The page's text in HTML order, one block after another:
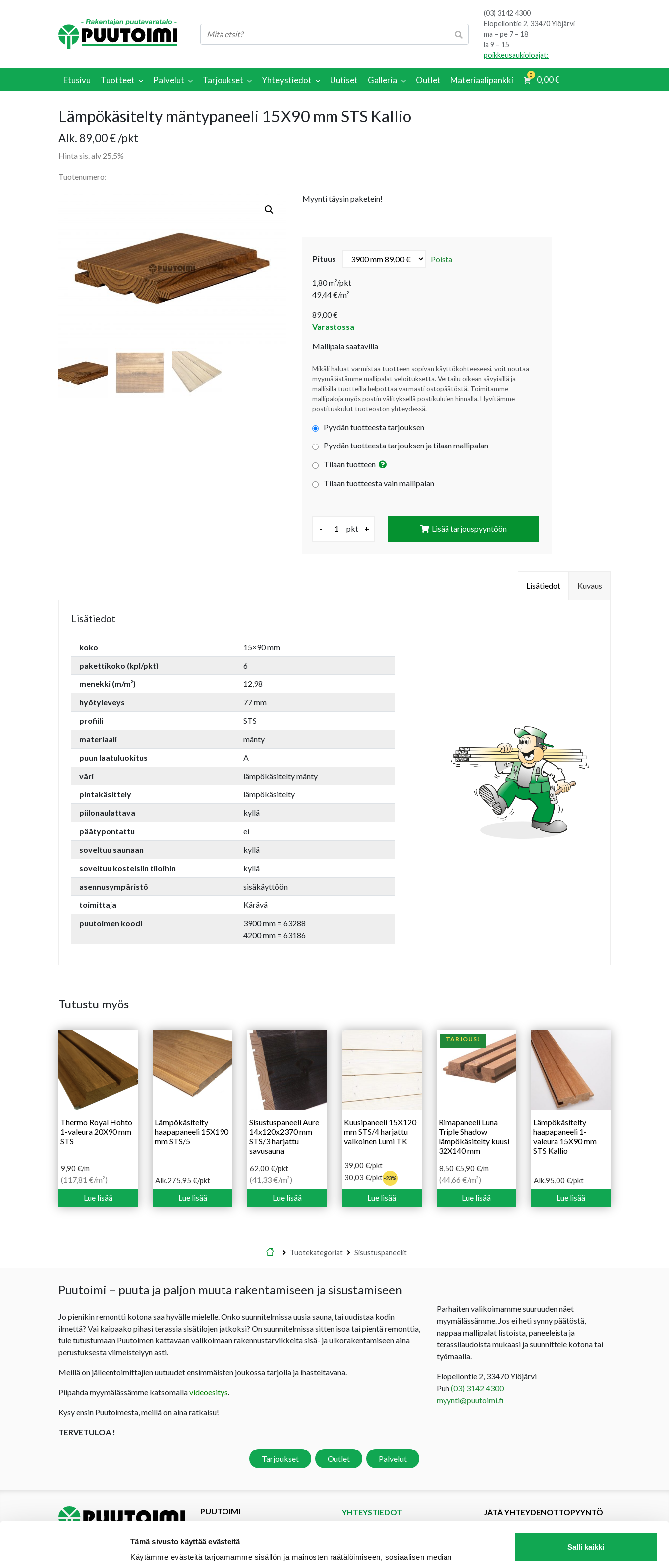
Tämä sivusto käyttää evästeitä
Käytämme evästeitä tarjoamamme sisällön ja mainosten räätälöimiseen, sosiaalisen median
Salli kaikki
(03) 3142 4300
Elopellontie 2, 33470 Ylöjärvi
ma – pe 7 – 18
la 9 – 15
poikkeusaukioloajat:
Etusivu Tuotteet Palvelut Tarjoukset Yhteystiedot Uutiset Galleria Outlet Materiaalipankki 0 0,00€
Lämpökäsitelty mäntypaneeli 15X90 mm STS Kallio
Alk. 89,00€Hintaluokka:
89,00 €
/pkt
Hinta sis. alv 25,5%
Tuotenumero:
Myynti täysin paketein!
Pituus Poista
1,80 m²/pkt
49,44 €/m²
89,00€
Varastossa
Mallipala saatavilla
Mikäli haluat varmistaa tuotteen sopivan käyttökohteeseesi, voit noutaa
myymälästämme mallipalat veloituksetta. Vertailu oikean sävyisillä ja
mallisilla tuotteilla helpottaa varmasti ostopäätöstä. Toimitamme
mallipaloja myös postin välityksellä postikulujen hinnalla. Hyvitämme
postituskulut tuoteoston yhteydessä.
Pyydän tuotteesta tarjouksen
Pyydän tuotteesta tarjouksen ja tilaan mallipalan
Tilaan tuotteen
Tilaan tuotteesta vain mallipalan
- pkt + Lisää tarjouspyyntöön
Kuvaus
Lisätiedot
Lisätiedot
koko
15×90 mm
pakettikoko (kpl/pkt)
6
menekki (m/m²)
12,98
hyötyleveys
77 mm
profiili
STS
materiaali
mänty
puun laatuluokitus
A
väri
lämpökäsitelty mänty
pintakäsittely
lämpökäsitelty
piilonaulattava
kyllä
päätypontattu
ei
soveltuu saunaan
kyllä
soveltuu kosteisiin tiloihin
kyllä
asennusympäristö
sisäkäyttöön
toimittaja
Kärävä
puutoimen koodi
3900 mm = 63288
4200 mm = 63186
Tutustu myös
Thermo Royal Hohto
1-valeura 20X90 mm
STS
9,90 €/m
(117,81 €/m²)
Lue lisää
Lämpökäsitelty
haapapaneeli 15X190
mm STS/5
Alk. 275,95 €
Hintaluokka:
275,95 €
-
/pkt
Lue lisää
Sisustuspaneeli Aure
14x120x2370 mm
STS/3 harjattu
savusauna
62,00 €/pkt
(41,33 €/m²)
Lue lisää
Kuusipaneeli 15X120
mm STS/4 harjattu
valkoinen Lumi TK
39,00€/pkt
30,03 €/pkt -23%
Lue lisää
TARJOUS!
Rimapaneeli Luna
Triple Shadow
lämpökäsitelty kuusi
32X140 mm
8,50€
Alkuperäinen
hinta
8,50 €.
5,90 €
Nykyinen
hinta
5,90 €.
/m
(44,66 €/m²)
Lue lisää
Lämpökäsitelty
haapapaneeli 1-
valeura 15X90 mm
STS Kallio
Alk.95,00 €
Hintaluokka:
95,00 €
-
/pkt
Lue lisää
Etusivu
Tuotekategoriat Sisustuspaneelit
Puutoimi – puuta ja paljon muuta rakentamiseen ja sisustamiseen
Jo pienikin remontti kotona saa hyvälle mielelle. Onko suunnitelmissa uusia sauna, tai uudistaa kodin
ilmettä? Vai kaipaako pihasi terassia sisätilojen jatkoksi? On suunnitelmissa sitten isoa tai pientä remonttia,
tule tutustumaan Puutoimen kattavaan valikoimaan rakennustarvikkeita sisä- ja ulkorakentamiseen aina
perustuksesta viimeistelyyn asti.
Meillä on jälleentoimittajien uutuudet ensimmäisten joukossa tarjolla ja ihasteltavana.
Piipahda myymälässämme katsomallavideoesitys.
Kysy ensin Puutoimesta, meillä on aina ratkaisu!
TERVETULOA !
Tarjoukset Outlet Palvelut
Parhaiten valikoimamme suuruuden näet
myymälässämme. Jos ei heti synny päätöstä,
nappaa mallipalat listoista, paneeleista ja
terassilaudoista mukaasi ja suunnittele kotona tai
työmaalla.
Elopellontie 2, 33470 Ylöjärvi
Puh(03) 3142 4300
myynti@puutoimi.fi
PUUTOIMI
Tarjoukset
YHTEYSTIEDOT
Elopellontie 2, 33470 Ylöjärvi
JÄTÄ YHTEYDENOTTOPYYNTÖ